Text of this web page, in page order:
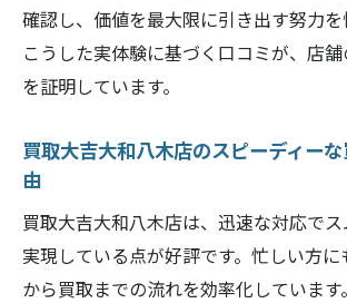
確認し、価値を最大限に引き出す努力を
こうした実体験に基づく口コミが、店
を証明しています。
買取大吉大和八木店のスピーディー
由
買取大吉大和八木店は、迅速な対応で
実現している点が好評です。忙しい方
から買取までの流れを効率化しています